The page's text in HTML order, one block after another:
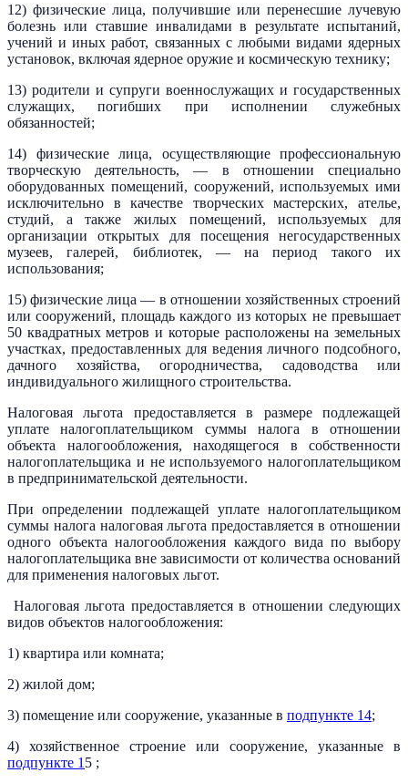
12) физические лица, получившие или перенесшие лучевую
болезнь или ставшие инвалидами в результате испытаний,
учений и иных работ, связанных с любыми видами ядерных
установок, включая ядерное оружие и космическую технику;
13) родители и супруги военнослужащих и государственных
служащих, погибших при исполнении служебных
обязанностей;
14) физические лица, осуществляющие профессиональную
творческую деятельность, — в отношении специально
оборудованных помещений, сооружений, используемых ими
исключительно в качестве творческих мастерских, ателье,
студий, а также жилых помещений, используемых для
организации открытых для посещения негосударственных
музеев, галерей, библиотек, — на период такого их
использования;
15) физические лица — в отношении хозяйственных строений
или сооружений, площадь каждого из которых не превышает
50 квадратных метров и которые расположены на земельных
участках, предоставленных для ведения личного подсобного,
дачного хозяйства, огородничества, садоводства или
индивидуального жилищного строительства.
Налоговая льгота предоставляется в размере подлежащей
уплате налогоплательщиком суммы налога в отношении
объекта налогообложения, находящегося в собственности
налогоплательщика и не используемого налогоплательщиком
в предпринимательской деятельности.
При определении подлежащей уплате налогоплательщиком
суммы налога налоговая льгота предоставляется в отношении
одного объекта налогообложения каждого вида по выбору
налогоплательщика вне зависимости от количества оснований
для применения налоговых льгот.
Налоговая льгота предоставляется в отношении следующих
видов объектов налогообложения:
1) квартира или комната;
2) жилой дом;
3) помещение или сооружение, указанные в подпункте 14;
4) хозяйственное строение или сооружение, указанные в
подпункте 1 5 ;